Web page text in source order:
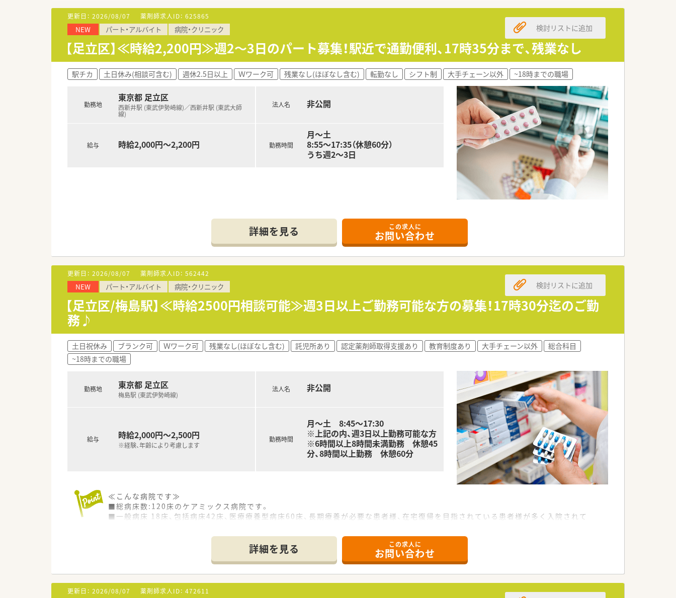
【職場環境と雰囲気】
■広々とした新しくきれいな病院で快適に勤務できます。
■スタッフ同士の距離が近く質問しやすい良好な環境です。
■ご家庭や育児との両立がしやすく無理なく継続できます。
【こんな方にオススメ】
■ワークライフバランスを重視してパートで働きたい方におすすめです。
■比較的軽量科目で無理なく働きたい方を歓迎いたします。
■日暮里・舎人ライナー沿線にお住まいの方必見です。
更新日： 2026/08/07 薬剤師求人ID： 625865
NEW パート・アルバイト 病院・クリニック
【足立区】≪時給2,200円≫週2～3日のパート募集！駅近で通勤便利、17時35分まで、残業なし
検討リストに追加
駅チカ 土日休み(相談可含む) 週休2.5日以上 Ｗワーク可 残業なし(ほぼなし含む) 転勤なし シフト制 大手チェーン以外 ~18時までの職場
勤務地
東京都 足立区
西新井駅 (東武伊勢崎線)／西新井駅 (東武大師
線)
給与 時給2,000円～2,200円
法人名 非公開
勤務時間
月～土
8:55～17:35（休憩60分）
うち週2～3日
詳細を見る この求人に
お問い合わせ
更新日： 2026/08/07 薬剤師求人ID： 562442
NEW パート・アルバイト 病院・クリニック
【足立区/梅島駅】≪時給2500円相談可能≫週3日以上ご勤務可能な方の募集！17時30分迄のご勤
務♪
検討リストに追加
土日祝休み ブランク可 Ｗワーク可 残業なし(ほぼなし含む) 託児所あり 認定薬剤師取得支援あり 教育制度あり 大手チェーン以外
総合科目
~18時までの職場
勤務地 東京都 足立区
梅島駅 (東武伊勢崎線)
給与 時給2,000円～2,500円
※経験、年齢により考慮します
法人名 非公開
勤務時間
月～土 8:45～17:30
※上記の内、週3日以上勤務可能な方
※6時間以上8時間未満勤務 休憩45
分、8時間以上勤務 休憩60分
≪こんな病院です≫
■総病床数:120床のケアミックス病院です。
■一般病床 18床、包括病床42床、医療療養型病床60床、長期療養が必要な患者様、在宅復帰を目指されている患者様が多く入院されて
■診療科目は10科あり、内科系、外科系バランスよく診療を行っています。
■スタッフ同士のコミュニケーションも大事にしており他職種との連携もしっかりとれた病院です。
■入院患者様の調剤、監査、服薬指導 ※外来は院外処方
■注射セットまで（混注なし）
詳細を見る この求人に
お問い合わせ
更新日： 2026/08/07 薬剤師求人ID： 472611